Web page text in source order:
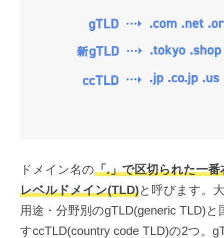
ドメイン名の「.」で区切られた一
レベルドメイン(TLD)と呼びます。
用途・分野別のgTLD(generic TLD)と
すccTLD(country code TLD)の2つ。